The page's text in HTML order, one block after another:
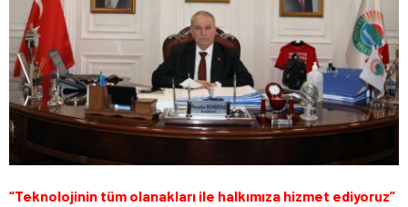
“Teknolojinin tüm olanakları ile halkımıza hizmet ediyoruz”